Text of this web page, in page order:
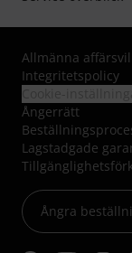
Allmänna
Integritetspolicy
Ångerrätt
Lagstadgade
Ångra